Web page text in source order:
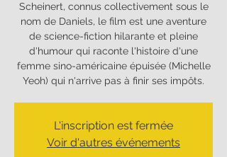
Scheinert, connus collectivement sous le
nom de Daniels, le film est une aventure
de science-fiction hilarante et pleine
d'humour qui raconte l'histoire d'une
femme sino-américaine épuisée (Michelle
Yeoh) qui n'arrive pas à finir ses impôts.
L'inscription est fermée
Voir d'autres événements